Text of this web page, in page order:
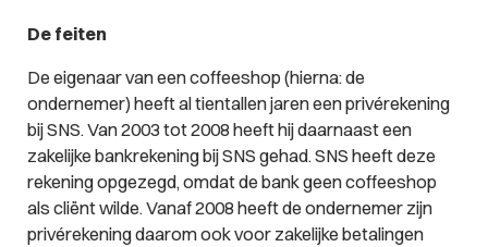
De feiten
De eigenaar van een coffeeshop (hierna: de
ondernemer) heeft al tientallen jaren een privérekening
bij SNS. Van 2003 tot 2008 heeft hij daarnaast een
zakelijke bankrekening bij SNS gehad. SNS heeft deze
rekening opgezegd, omdat de bank geen coffeeshop
als cliënt wilde. Vanaf 2008 heeft de ondernemer zijn
privérekening daarom ook voor zakelijke betalingen